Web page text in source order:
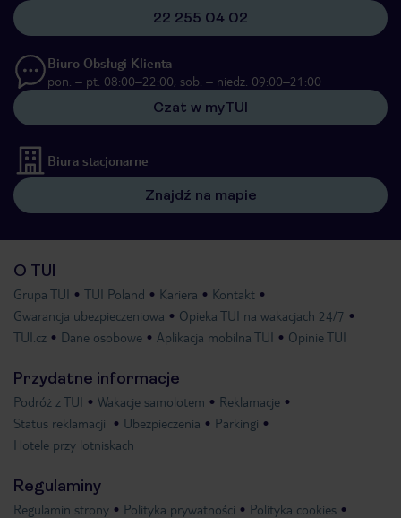
22 255 04 02
Biuro Obsługi Klienta
pon. – pt. 08:00–22:00, sob. – niedz. 09:00–21:00
Czat w myTUI
Biura stacjonarne
Znajdź na mapie
O TUI
Grupa TUI TUI Poland Kariera
Kontakt
Gwarancja ubezpieczeniowa
Opieka TUI na wakacjach 24/7
TUI.cz
Dane osobowe Aplikacja mobilna TUI Opinie TUI
Przydatne informacje
Podróż z TUI Wakacje samolotem
Reklamacje
Status reklamacji
Ubezpieczenia
Parkingi
Hotele przy lotniskach
Regulaminy
Regulamin strony Polityka prywatności Polityka cookies